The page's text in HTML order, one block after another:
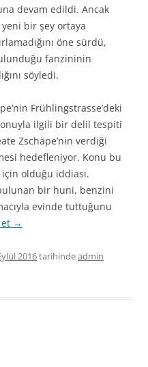
devam edildi. Ancak
yeni bir şey ortaya
öne sürdü,
fanzininin
söyledi.
Frühlingstrasse’deki
ilgili bir delil tespiti
Zschäpe’nin verdiği
hedefleniyor. Konu bu
olduğu iddiası.
bir huni, benzini
evinde tuttuğunu
→
2016tarihindeadmin